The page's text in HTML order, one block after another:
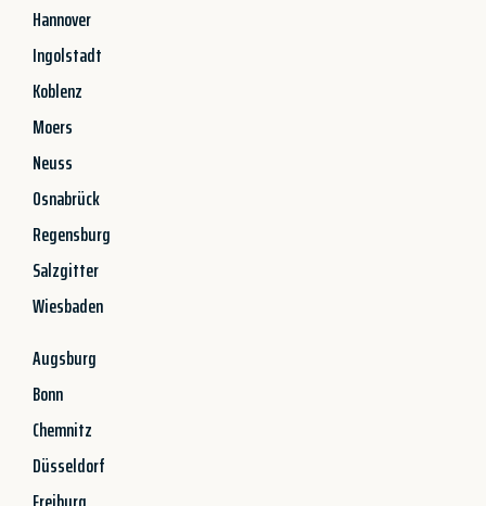
Hannover
Ingolstadt
Koblenz
Moers
Neuss
Osnabrück
Regensburg
Salzgitter
Wiesbaden
Augsburg
Bonn
Chemnitz
Düsseldorf